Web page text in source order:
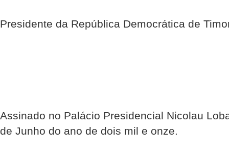
Presidente da República Democrática de
Assinado no Palácio Presidencial Nicolau
de Junho do ano de dois mil e onze.